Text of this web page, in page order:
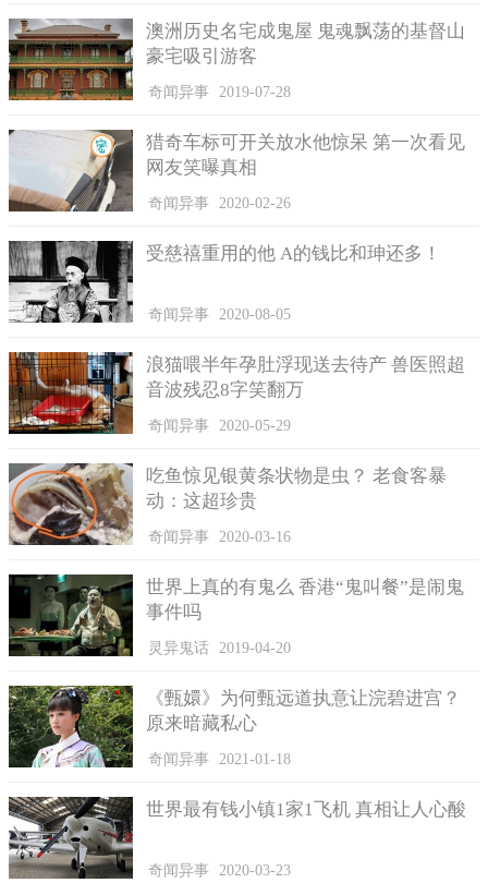
素冬虫又名草石蚕、草石蚕，一种植物，可以谷歌一下，一盒35
元，菜市场有卖、螺丝菜，很便宜、这不是真的冬虫喔，是植物
性的替代品，叫草石蚕、现在真正的冬虫夏草简直天价，这不是
喔、冬虫夏草比他瘦多了，而且现在冬虫夏草价钱涨到吓死人
另外，也有不少人留言推荐这好吃，家人想喝鸡汤也都是买
这种的、正常的啊！超级好吃、我家今晚也吃，我拿来当火锅汤
底，好好吃，有机会再来补货、草石蚕代替真正的冬虫夏草，汤
薯口感。
澳洲历史名宅成鬼屋 鬼魂飘荡的基督山
豪宅吸引游客
奇闻异事 2019-07-28
猎奇车标可开关放水他惊呆 第一次看见
网友笑曝真相
奇闻异事 2020-02-26
受慈禧重用的他 A的钱比和珅还多！
奇闻异事 2020-08-05
浪猫喂半年孕肚浮现送去待产 兽医照超
音波残忍8字笑翻万
奇闻异事 2020-05-29
吃鱼惊见银黄条状物是虫？ 老食客暴
动：这超珍贵
奇闻异事 2020-03-16
世界上真的有鬼么 香港“鬼叫餐”是闹鬼
事件吗
灵异鬼话 2019-04-20
《甄嬛》为何甄远道执意让浣碧进宫？
原来暗藏私心
奇闻异事 2021-01-18
世界最有钱小镇1家1飞机 真相让人心酸
奇闻异事 2020-03-23